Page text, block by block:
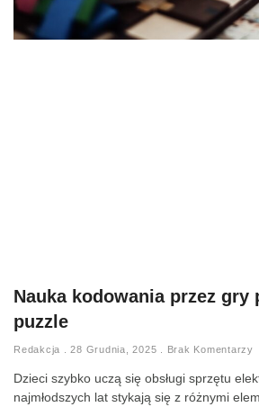
Nauka kodowania przez gry
puzzle
Redakcja 28 Grudnia, 2025 Brak Komentarzy
Dzieci szybko uczą się obsługi sprzętu
najmłodszych lat stykają się z różnymi